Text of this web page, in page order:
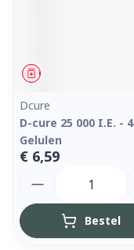
Geneesmiddel
Dcure
D-cure 25 000 I.E. - 4
Gelulen
€ 6,59
Bestel